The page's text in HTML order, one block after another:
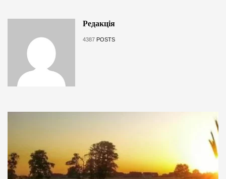
Редакція
4387 POSTS